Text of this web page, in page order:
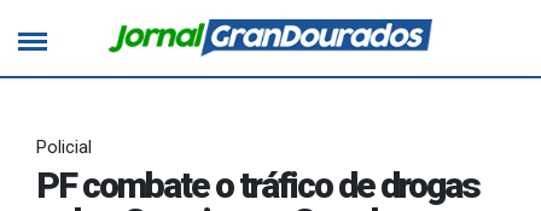
Policial
PF combate o tráfico de drogas